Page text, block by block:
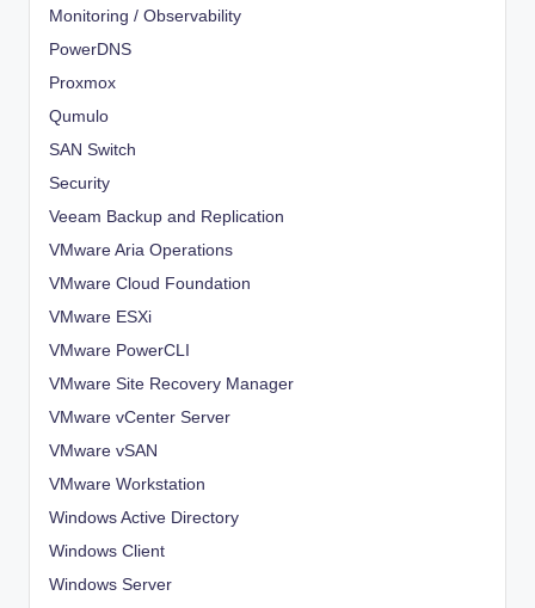
Monitoring / Observability
PowerDNS
Proxmox
Qumulo
SAN Switch
Security
Veeam Backup and Replication
VMware Aria Operations
VMware Cloud Foundation
VMware ESXi
VMware PowerCLI
VMware Site Recovery Manager
VMware vCenter Server
VMware vSAN
VMware Workstation
Windows Active Directory
Windows Client
Windows Server